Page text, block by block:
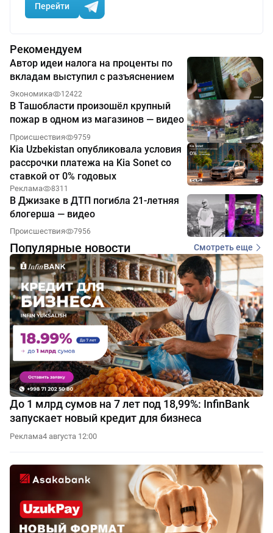
Перейти
Рекомендуем
Автор идеи налога на проценты по
вкладам выступил с разъяснением
Экономика 12422
В Ташобласти произошёл крупный
пожар в одном из магазинов — видео
Происшествия 9759
Kia Uzbekistan опубликовала условия
рассрочки платежа на Kia Sonet со
ставкой от 0% годовых
Реклама 8311
В Джизаке в ДТП погибла 21-летняя
блогерша — видео
Происшествия 7956
Популярные новости Смотреть еще
До 1 млрд сумов на 7 лет под 18,99%: InfinBank
запускает новый кредит для бизнеса
Реклама4 августа 12:00